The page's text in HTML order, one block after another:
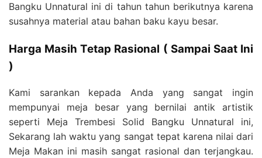
Bangku Unnatural ini di tahun tahun berikutnya karena
susahnya material atau bahan baku kayu besar.
Harga Masih Tetap Rasional ( Sampai Saat Ini
)
Kami sarankan kepada Anda yang sangat ingin
mempunyai meja besar yang bernilai antik artistik
seperti Meja Trembesi Solid Bangku Unnatural ini,
Sekarang lah waktu yang sangat tepat karena nilai dari
Meja Makan ini masih sangat rasional dan terjangkau.